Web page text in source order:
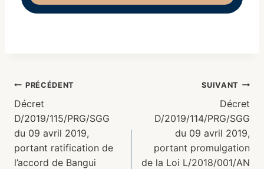
PRÉCÉDENT
Décret
D/2019/115/PRG/SGG
du 09 avril 2019,
portant ratification de
l’accord de Bangui
SUIVANT
Décret
D/2019/114/PRG/SGG
du 09 avril 2019,
portant promulgation
de la Loi L/2018/001/AN